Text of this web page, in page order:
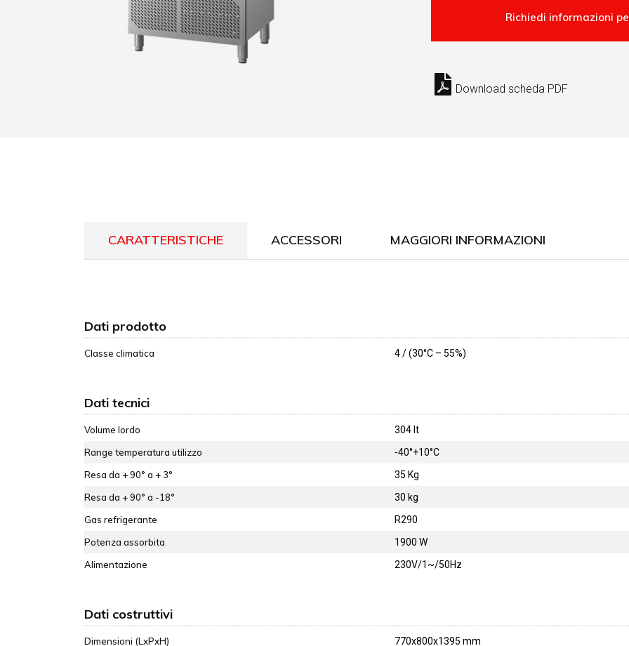
Download scheda PDF
CARATTERISTICHE ACCESSORI MAGGIORI INFORMAZIONI
Dati prodotto
Classe climatica 4 / (30°C – 55%)
Dati tecnici
Volume lordo
304 lt
Range temperatura utilizzo
-40°+10°C
Resa da + 90° a + 3°
35 Kg
Resa da + 90° a -18°
30 kg
Gas refrigerante
R290
Potenza assorbita
1900 W
Alimentazione
230V/1~/50Hz
Dati costruttivi
Dimensioni (LxPxH)
770x800x1395 mm